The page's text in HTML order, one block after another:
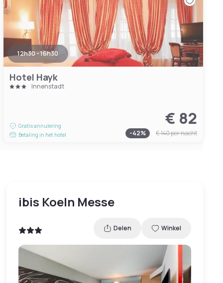
12h30 - 16h30
Hotel Hayk
Innenstadt
Gratis annulering
Betaling in het hotel
€ 82
-42% € 140per nacht
ibis Koeln Messe
Delen Winkel